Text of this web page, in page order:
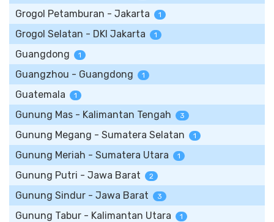
Grogol Petamburan - Jakarta 1
Grogol Selatan - DKI Jakarta 1
Guangdong 1
Guangzhou - Guangdong 1
Guatemala 1
Gunung Mas - Kalimantan Tengah 3
Gunung Megang - Sumatera Selatan 1
Gunung Meriah - Sumatera Utara 1
Gunung Putri - Jawa Barat 2
Gunung Sindur - Jawa Barat 3
Gunung Tabur - Kalimantan Utara 1